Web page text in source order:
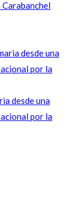
desde una
por la